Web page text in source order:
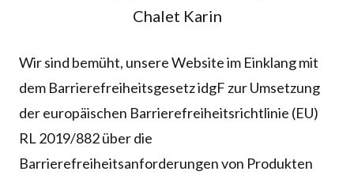
Chalet Karin
Wir sind bemüht, unsere Website im Einklang mit
dem Barrierefreiheitsgesetz idgF zur Umsetzung
der europäischen Barrierefreiheitsrichtlinie (EU)
RL 2019/882 über die
Barrierefreiheitsanforderungen von Produkten